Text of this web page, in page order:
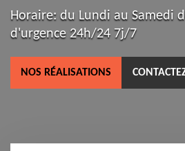
Horaire: du Lundi au Samedi
d'urgence 24h/24 7j/7
NOS RÉALISATIONS